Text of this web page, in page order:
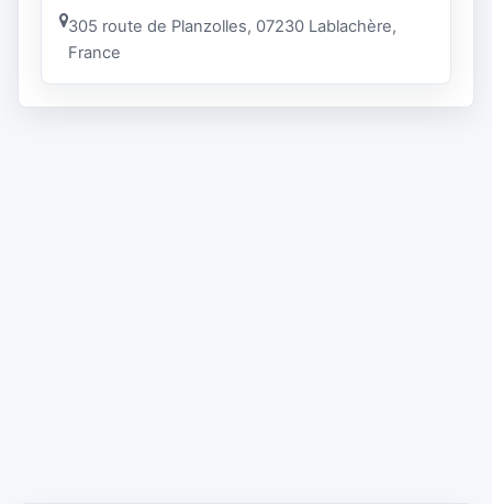
305 route de Planzolles, 07230 Lablachère,
France